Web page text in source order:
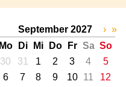
September 2027
Mo
Di Mi Do Fr Sa So
30
31 1 2 3 4
5
6
7 8 9 10 11
12
› »